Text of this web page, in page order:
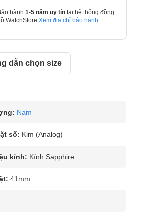
hành 1-5 năm uy tín tại hệ thống đồng
WatchStore Xem địa chỉ bảo hành
dẫn chọn size
Nam
số: Kim (Analog)
kính: Kính Sapphire
41mm